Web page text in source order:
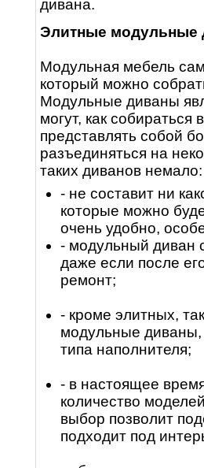
дивана.
Элитные модульные
Модульная мебель
который можно
Модульные диваны
могут, как
представлять собой
разъединяться на
таких диванов
- не составит ни
которые можно
очень удобно,
- модульный диван
даже если после
ремонт;
- кроме элитных,
модульные диваны,
типа наполнителя;
- в настоящее
количество
выбор позволит
подходит под